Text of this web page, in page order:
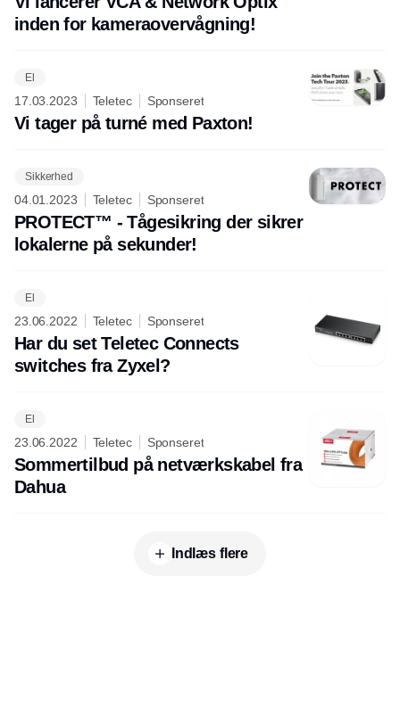
inden for kameraovervågning!
El
17.03.2023 Teletec Sponseret
Vi tager på turné med Paxton!
Sikkerhed
04.01.2023 Teletec Sponseret
PROTECT™ - Tågesikring der sikrer
lokalerne på sekunder!
El
23.06.2022 Teletec Sponseret
Har du set Teletec Connects
switches fra Zyxel?
El
23.06.2022 Teletec Sponseret
Sommertilbud på netværkskabel fra
Dahua
Indlæs flere